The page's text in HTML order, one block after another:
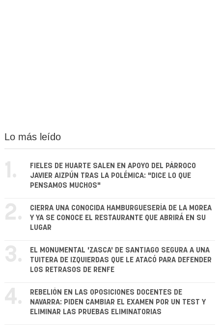
Lo más leído
1.
FIELES DE HUARTE SALEN EN APOYO DEL PÁRROCO
JAVIER AIZPÚN TRAS LA POLÉMICA: "DICE LO QUE
PENSAMOS MUCHOS"
2.
CIERRA UNA CONOCIDA HAMBURGUESERÍA DE LA MOREA
Y YA SE CONOCE EL RESTAURANTE QUE ABRIRÁ EN SU
LUGAR
3.
EL MONUMENTAL 'ZASCA' DE SANTIAGO SEGURA A UNA
TUITERA DE IZQUIERDAS QUE LE ATACÓ PARA DEFENDER
LOS RETRASOS DE RENFE
4.
REBELIÓN EN LAS OPOSICIONES DOCENTES DE
NAVARRA: PIDEN CAMBIAR EL EXAMEN POR UN TEST Y
ELIMINAR LAS PRUEBAS ELIMINATORIAS